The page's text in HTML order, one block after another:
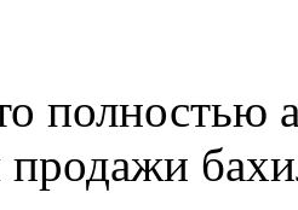
полностью
продажи